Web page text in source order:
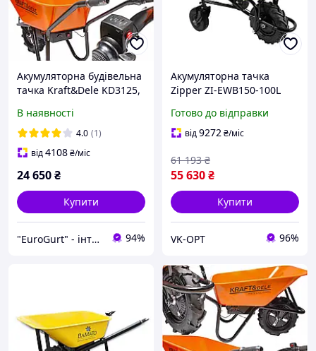
Акумуляторна будівельна
тачка Kraft&Dele KD3125,
вантажопідйомність 150
кг
В наявності
4.0 (1)
від4108₴/міс
24 650₴
Купити
"EuroGurt" - інтернет-магазин 94%
Акумуляторна тачка
Zipper ZI-EWB150-100L
Готово до відправки
від9272₴/міс
55 630₴
61 193 ₴
Купити
VK-OPT 96%